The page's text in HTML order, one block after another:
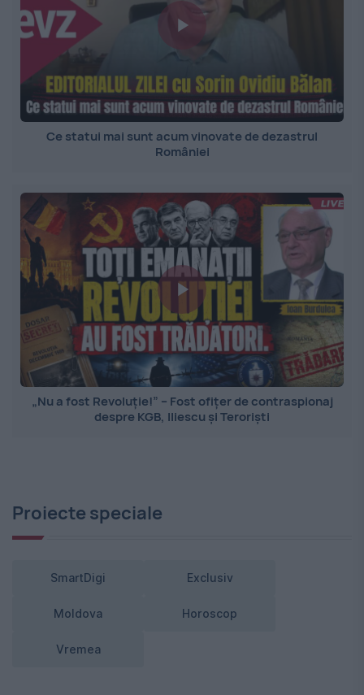
Ce statui mai sunt acum vinovate de dezastrul
României
„Nu a fost Revoluție!” – Fost ofițer de contraspionaj
despre KGB, Iliescu și Teroriști
Proiecte speciale
SmartDigi Exclusiv
Moldova Horoscop
Vremea